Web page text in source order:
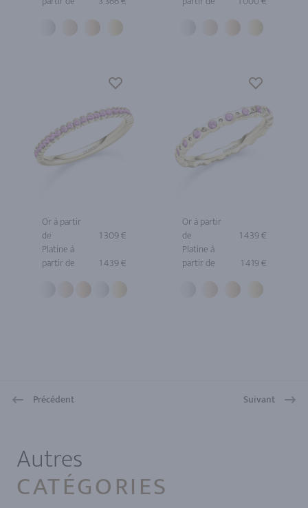
Or à partir
de
1 309 €
Platine à
partir de
1 439 €
Or à partir
de
1 439 €
Platine à
partir de
1 419 €
Précédent Suivant
Autres
CATÉGORIES